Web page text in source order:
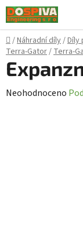
Přejít
na
obsah
Domů
/Náhradní díly/Díly
Terra-Gator/Terra-
Průměrné
Neohodnoceno